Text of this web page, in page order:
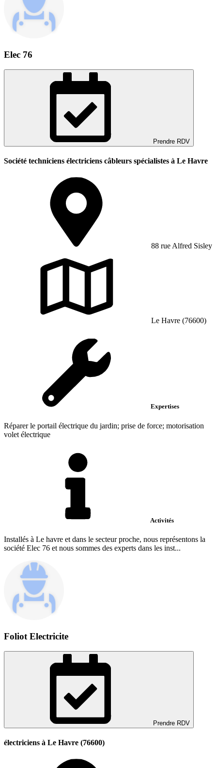
Elec 76
Prendre RDV
Société techniciens électriciens câbleurs spécialistes à Le Havre
88 rue Alfred Sisley
Le Havre (76600)
Expertises
Réparer le portail électrique du jardin; prise de force; motorisation
volet électrique
Activités
Installés à Le havre et dans le secteur proche, nous représentons la
société Elec 76 et nous sommes des experts dans les inst...
Foliot Electricite
Prendre RDV
électriciens à Le Havre (76600)